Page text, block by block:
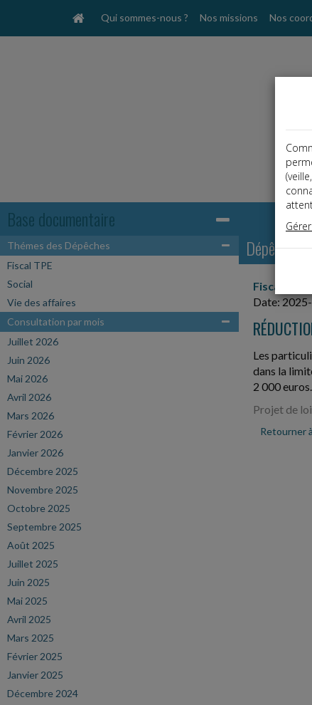
Qui sommes-nous ? Nos missions Nos
Base documentaire
Thémes des Dépêches
Fiscal TPE
Social
Vie des affaires
Consultation par mois
Juillet 2026
Juin 2026
Mai 2026
Avril 2026
Mars 2026
Février 2026
Janvier 2026
Décembre 2025
Novembre 2025
Octobre 2025
Septembre 2025
Août 2025
Juillet 2025
Juin 2025
Mai 2025
Avril 2025
Mars 2025
Février 2025
Janvier 2025
Décembre 2024
Dépêches
Fiscal TPE
Date:
Les
dans la
2 000
Projet de
Retourner